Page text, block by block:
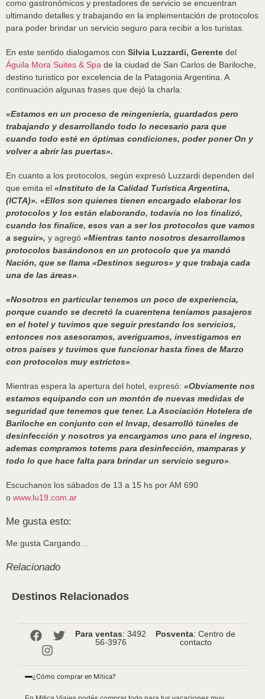
como gastronómicos y prestadores de servicio se encuentran
ultimando detalles y trabajando en la implementación de protocolos
para poder brindar un servicio seguro para recibir a los turistas.
En este sentido dialogamos con Silvia Luzzardi, Gerente del
Águila Mora Suites & Spa de la ciudad de San Carlos de Bariloche,
destino turistico por excelencia de la Patagonia Argentina. A
continuación algunas frases que dejó la charla:
«Estamos en un proceso de reingeniería, guardados pero
trabajando y desarrollando todo lo necesario para que
cuando todo esté en óptimas condiciones, poder poner On y
volver a abrir las puertas».
En cuanto a los protocolos, según expresó Luzzardi dependen del
que emita el «Instituto de la Calidad Turística Argentina,
(ICTA)». «Ellos son quienes tienen encargado elaborar los
protocolos y los están elaborando, todavía no los finalizó,
cuando los finalice, esos van a ser los protocolos que vamos
a seguir», y agregó «Mientras tanto nosotros desarrollamos
protocolos basándonos en un protocolo que ya mandó
Nación, que se llama «Destinos seguros» y que trabaja cada
una de las áreas»
«Nosotros en particular tenemos un poco de experiencia,
porque cuando se decretó la cuarentena teníamos pasajeros
en el hotel y tuvimos que seguir prestando los servicios,
entonces nos asesoramos, averiguamos, investigamos en
otros países y tuvimos que funcionar hasta fines de Marzo
con protocolos muy estríctos»
Mientras espera la apertura del hotel, expresó: «Obviamente nos
estamos equipando con un montón de nuevas medidas de
seguridad que tenemos que tener. La Asociación Hotelera de
Bariloche en conjunto con el Invap, desarrolló túneles de
desinfección y nosotros ya encargamos uno para el ingreso,
ademas compramos totems para desinfección, mamparas y
todo lo que hace falta para brindar un servicio seguro»
Escuchanos los sábados de 13 a 15 hs por AM 690
o www.lu19.com.ar
Me gusta esto:
Me gusta Cargando…
Relacionado
Destinos Relacionados
Para ventas: 3492
56-3976
Posventa: Centro de
contacto
¿Cómo comprar en Mitica?